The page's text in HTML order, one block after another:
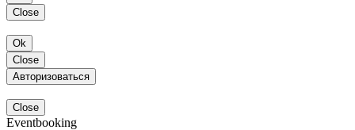
Close
Ok
Close
Авторизоваться
Close
Eventbooking